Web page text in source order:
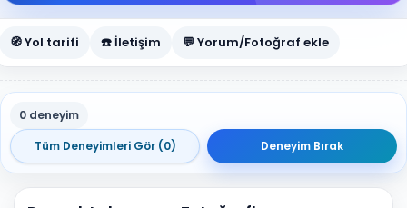
🧭 Yol tarifi ☎️ İletişim 💬 Yorum/Fotoğraf ekle
0 deneyim
Tüm Deneyimleri Gör (0)
Deneyim Bırak